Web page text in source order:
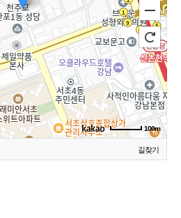
100m
길찾기